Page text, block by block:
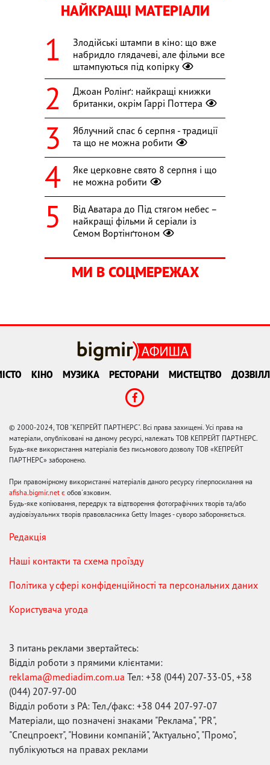
НАЙКРАЩІ МАТЕРІАЛИ
Злодійські штампи в кіно: що вже
набридло глядачеві, але фільми все
штампуються під копірку
Джоан Ролінґ: найкращі книжки
британки, окрім Гаррі Поттера
Яблучний спас 6 серпня - традиції
та що не можна робити
Яке церковне свято 8 серпня і що
не можна робити
Від Аватара до Під стягом небес –
найкращі фільми й серіали із
Семом Вортінґтоном
МИ В СОЦМЕРЕЖАХ
КІНО МУЗИКА РЕСТОРАНИ МИСТЕЦТВО
© 2000-2024, ТОВ "КЕПРЕЙТ ПАРТНЕРС". Всі права захищені. Усі права на
матеріали, опубліковані на даному ресурсі, належать ТОВ КЕПРЕЙТ ПАРТНЕРС.
Будь-яке використання матеріалів без письмового дозволу ТОВ «КЕПРЕЙТ
ПАРТНЕРС» заборонено.
При правомірному використанні матеріалів даного ресурсу гіперпосилання на
afisha.bigmir.net є обов'язковим.
Будь-яке копіювання, передрук та відтворення фотографічних творів та/або
аудіовізуальних творів правовласника Getty Images - суворо забороняється.
Редакція
Наші контакти та схема проїзду
Політика у сфері конфіденційності та персональних даних
Користувача угода
З питань реклами звертайтесь:
Відділ роботи з прямими клієнтами:
reklama@mediadim.com.ua Тел: +38 (044) 207-33-05, +38
(044) 207-97-00
Відділ роботи з РА: Тел./факс: +38 044 207-97-07
Матеріали, що позначені знаками "Реклама", "PR",
"Спецпроект", "Новини компаній", "Актуально", "Промо",
публікуються на правах реклами